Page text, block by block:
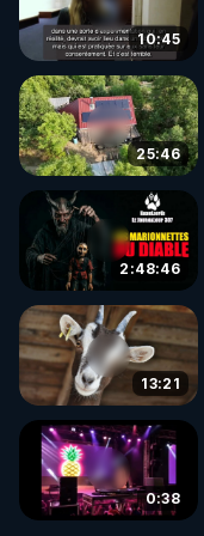
https://
Vidéos de tous les
de Frédéric
https://
10:45
25:46
2:48:46
13:21
0:38